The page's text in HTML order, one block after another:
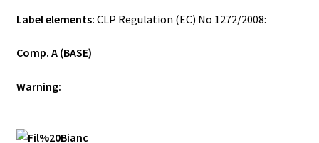
Label elements: CLP Regulation (EC) No 1272/2008:
Comp. A (BASE)
Warning: